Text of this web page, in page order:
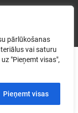
pārlūkošanas
vai saturu
"Pieņemt visas",
Pieņemt visas